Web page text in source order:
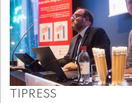
TIPRESS